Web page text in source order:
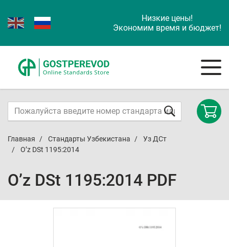
Низкие цены!
Экономим время и бюджет!
Главная Стандарты Узбекистана
Уз ДСт
O’z DSt 1195:2014
O’z DSt 1195:2014 PDF